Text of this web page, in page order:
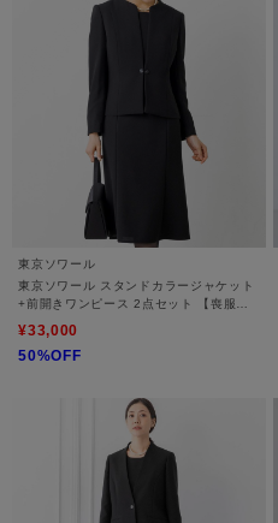
東京ソワール
東京ソワール スタンドカラージャケット
+前開きワンピース 2点セット 【喪服・
礼服・ブラックフォーマル】
¥33,000
50%OFF